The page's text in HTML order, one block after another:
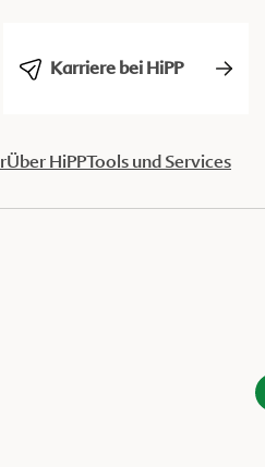
Karriere bei HiPP
Über HiPPTools und Services